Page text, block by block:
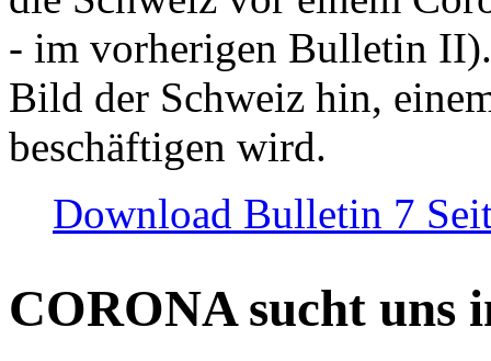
- im vorherigen Bulletin
Bild der Schweiz hin,
beschäftigen wird.
Download Bulletin 7
CORONA sucht uns